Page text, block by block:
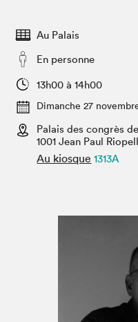
Espace exposant⋅e⋅s
Espace
Espace médias
SLM PRO
Salon dans la ville et
Projets partenaires
Au Palais
En personne
13h00 à 14h00
Dimanche 27
Palais des congrès
1001 Jean Paul
Au kiosque 1313A